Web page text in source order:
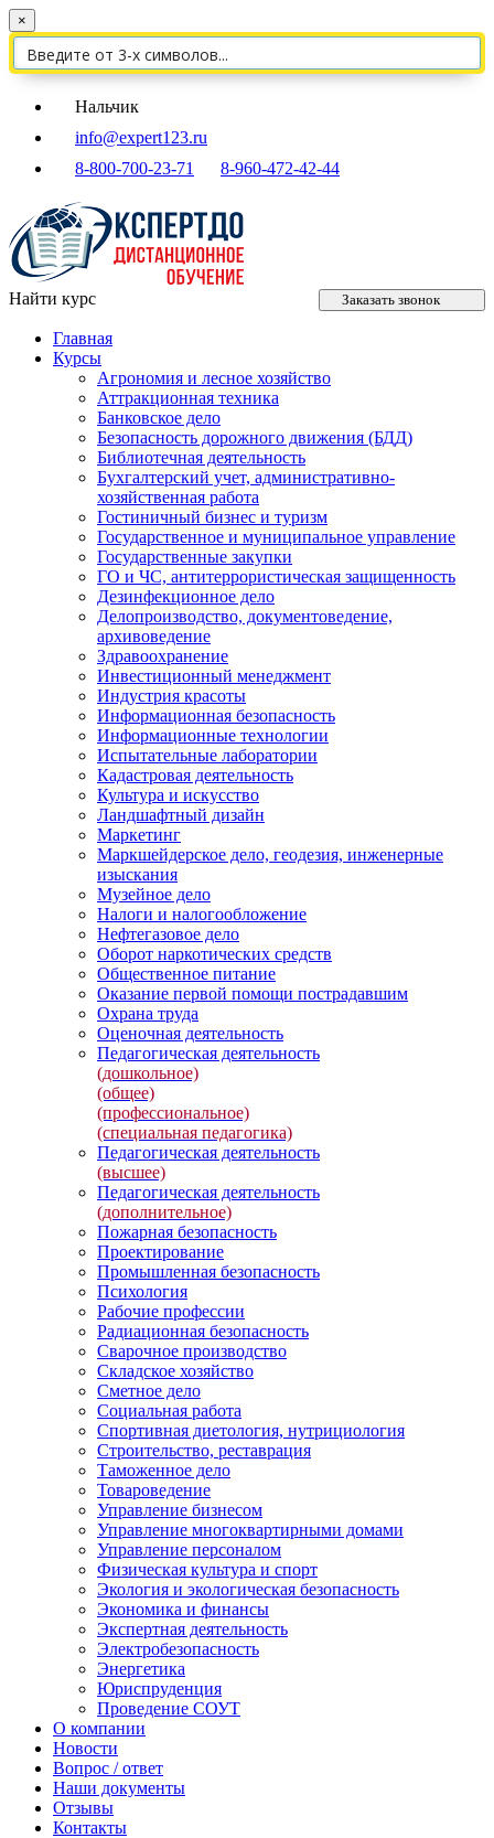
×
Нальчик
info@expert123.ru
8-800-700-23-71
8-960-472-42-44
Найти курс Заказать звонок
Главная
Курсы
Агрономия и лесное хозяйство
Аттракционная техника
Банковское дело
Безопасность дорожного движения (БДД)
Библиотечная деятельность
Бухгалтерский учет, административно-
хозяйственная работа
Гостиничный бизнес и туризм
Государственное и муниципальное управление
Государственные закупки
ГО и ЧС, антитеррористическая защищенность
Дезинфекционное дело
Делопроизводство, документоведение,
архивоведение
Здравоохранение
Инвестиционный менеджмент
Индустрия красоты
Информационная безопасность
Информационные технологии
Испытательные лаборатории
Кадастровая деятельность
Культура и искусство
Ландшафтный дизайн
Маркетинг
Маркшейдерское дело, геодезия, инженерные
изыскания
Музейное дело
Налоги и налогообложение
Нефтегазовое дело
Оборот наркотических средств
Общественное питание
Оказание первой помощи пострадавшим
Охрана труда
Оценочная деятельность
Педагогическая деятельность
(дошкольное)
(общее)
(профессиональное)
(специальная педагогика)
Педагогическая деятельность
(высшее)
Педагогическая деятельность
(дополнительное)
Пожарная безопасность
Проектирование
Промышленная безопасность
Психология
Рабочие профессии
Радиационная безопасность
Сварочное производство
Складское хозяйство
Сметное дело
Социальная работа
Спортивная диетология, нутрициология
Строительство, реставрация
Таможенное дело
Товароведение
Управление бизнесом
Управление многоквартирными домами
Управление персоналом
Физическая культура и спорт
Экология и экологическая безопасность
Экономика и финансы
Экспертная деятельность
Электробезопасность
Энергетика
Юриспруденция
Проведение СОУТ
О компании
Новости
Вопрос / ответ
Наши документы
Отзывы
Контакты